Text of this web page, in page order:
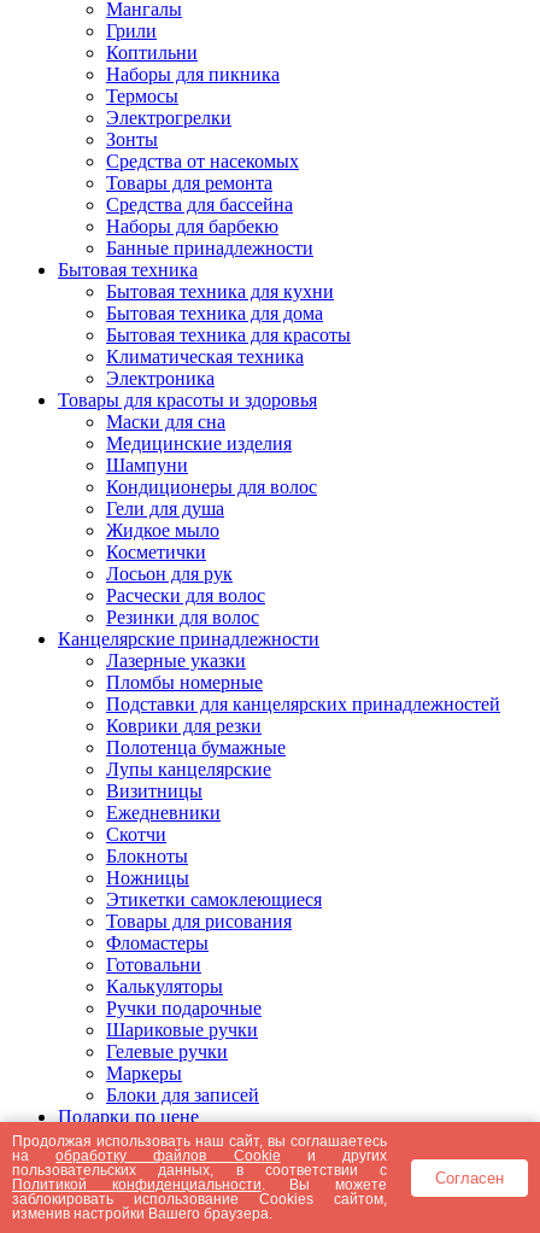
Мангалы
Грили
Коптильни
Наборы для пикника
Термосы
Электрогрелки
Зонты
Средства от насекомых
Товары для ремонта
Средства для бассейна
Наборы для барбекю
Банные принадлежности
Бытовая техника
Бытовая техника для кухни
Бытовая техника для дома
Бытовая техника для красоты
Климатическая техника
Электроника
Товары для красоты и здоровья
Маски для сна
Медицинские изделия
Шампуни
Кондиционеры для волос
Гели для душа
Жидкое мыло
Косметички
Лосьон для рук
Расчески для волос
Резинки для волос
Канцелярские принадлежности
Лазерные указки
Пломбы номерные
Подставки для канцелярских принадлежностей
Коврики для резки
Полотенца бумажные
Лупы канцелярские
Визитницы
Ежедневники
Скотчи
Блокноты
Ножницы
Этикетки самоклеющиеся
Товары для рисования
Фломастеры
Готовальни
Калькуляторы
Ручки подарочные
Шариковые ручки
Гелевые ручки
Маркеры
Блоки для записей
Подарки по цене
Подарки от 5000 рублей
Подарки до 5000 рублей
Подарки до 3000 рублей
Подарки до 2000 рублей
Подарки до 1000 рублей
Продолжая использовать наш сайт, вы соглашаетесь
наобработку файлов Cookie и других
пользовательских данных, в соответствии с
Политикой конфиденциальности . Вы можете
заблокировать использование Cookies сайтом,
изменив настройки Вашего браузера.
Согласен